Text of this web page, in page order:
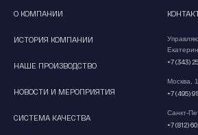
О КОМПАНИИ
ИСТОРИЯ КОМПАНИИ
НАШЕ ПРОИЗВОДСТВО
НОВОСТИ И МЕРОПРИЯТИЯ
СИСТЕМА КАЧЕСТВА
+7 (343)
Москва,
+7 (495)
Санкт-
+7 (812)